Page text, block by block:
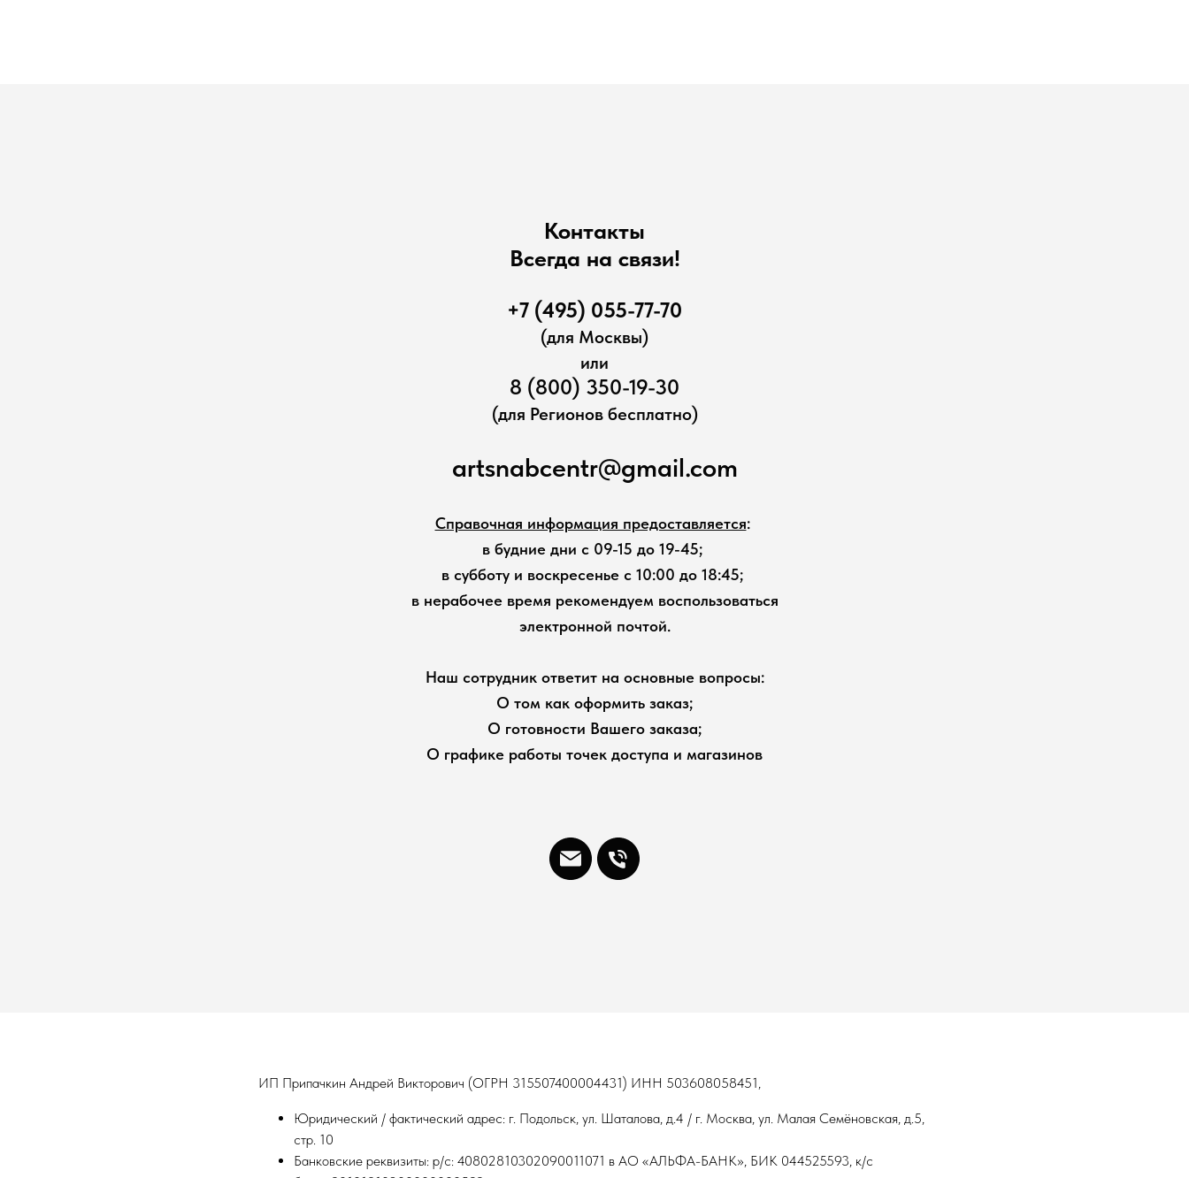
Контакты
Всегда на связи!
+7 (495) 055-77-70
(для Москвы)
или
8 (800) 350-19-30
(для Регионов бесплатно)
artsnabcentr@gmail.com
Справочная информация предоставляется:
в будние дни с 09-15 до 19-45;
в субботу и воскресенье с 10:00 до 18:45;
в нерабочее время рекомендуем воспользоваться
электронной почтой.
Наш сотрудник ответит на основные вопросы:
О том как оформить заказ;
О готовности Вашего заказа;
О графике работы точек доступа и магазинов
ИП Припачкин Андрей Викторович (ОГРН 315507400004431) ИНН 503608058451,
Юридический / фактический адрес: г. Подольск, ул. Шаталова, д.4 / г. Москва, ул. Малая Семёновская, д.5,
стр. 10
Банковские реквизиты: р/c: 40802810302090011071 в АО «АЛЬФА-БАНК», БИК 044525593, к/с